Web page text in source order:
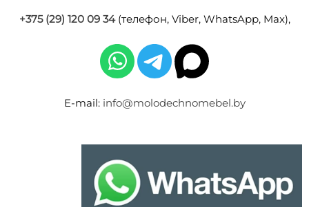
+375 (29) 120 09 34(телефон, Viber, WhatsApp, Max),
E-mail: info@molodechnomebel.by